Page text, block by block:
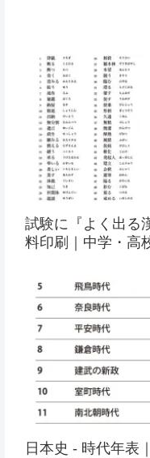
試験に『よく出る
料印刷｜中学・高
日本史 - 時代年表